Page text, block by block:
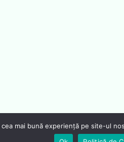
mai bună experiență pe site-ul